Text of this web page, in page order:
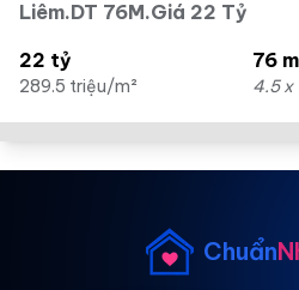
Liêm.DT 76M.Giá 22 Tỷ
22 tỷ
289.5 triệu/m²
76
4.5 x
Chuẩn